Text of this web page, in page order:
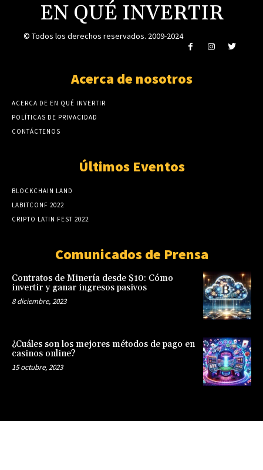
EN QUÉ INVERTIR
© Todos los derechos reservados. 2009-2024
Acerca de nosotros
ACERCA DE EN QUÉ INVERTIR
POLÍTICAS DE PRIVACIDAD
CONTÁCTENOS
Últimos Eventos
BLOCKCHAIN LAND
LABITCONF 2022
CRIPTO LATIN FEST 2022
Comunicados de Prensa
Contratos de Minería desde $10: Cómo
invertir y ganar ingresos pasivos
8 diciembre, 2023
¿Cuáles son los mejores métodos de pago en
casinos online?
15 octubre, 2023